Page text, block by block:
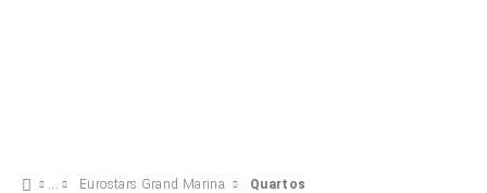
Eurostars Grand Marina Quartos